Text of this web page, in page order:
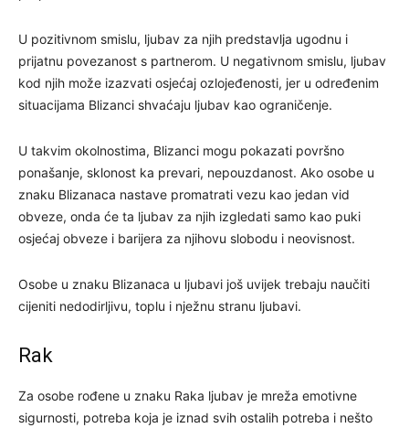
U pozitivnom smislu, ljubav za njih predstavlja ugodnu i
prijatnu povezanost s partnerom. U negativnom smislu, ljubav
kod njih može izazvati osjećaj ozlojeđenosti, jer u određenim
situacijama Blizanci shvaćaju ljubav kao ograničenje.
U takvim okolnostima, Blizanci mogu pokazati površno
ponašanje, sklonost ka prevari, nepouzdanost. Ako osobe u
znaku Blizanaca nastave promatrati vezu kao jedan vid
obveze, onda će ta ljubav za njih izgledati samo kao puki
osjećaj obveze i barijera za njihovu slobodu i neovisnost.
Osobe u znaku Blizanaca u ljubavi još uvijek trebaju naučiti
cijeniti nedodirljivu, toplu i nježnu stranu ljubavi.
Rak
Za osobe rođene u znaku Raka ljubav je mreža emotivne
sigurnosti, potreba koja je iznad svih ostalih potreba i nešto